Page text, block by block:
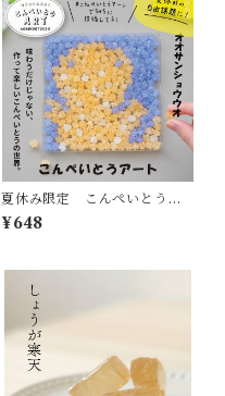
夏休み限定 こんぺいとうア
ート 水族館シリーズ オオ
サンショウウオ
¥648